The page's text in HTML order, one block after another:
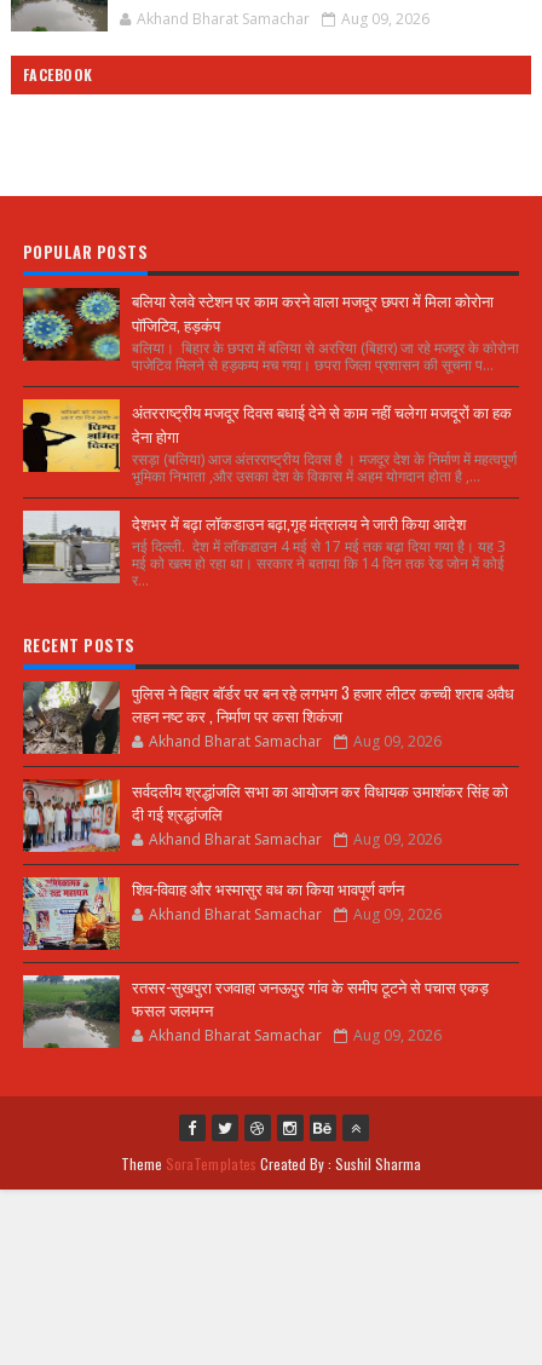
Akhand Bharat Samachar Aug 09, 2026
FACEBOOK
POPULAR POSTS
बलिया रेलवे स्टेशन पर काम करने वाला मजदूर छपरा में मिला कोरोना
पॉजिटिव, हड़कंप
बलिया। बिहार के छपरा में बलिया से अररिया (बिहार) जा रहे मजदूर के कोरोना
पाजेटिव मिलने से हड़कम्प मच गया। छपरा जिला प्रशासन की सूचना प...
अंतरराष्ट्रीय मजदूर दिवस बधाई देने से काम नहीं चलेगा मजदूरों का हक
देना होगा
रसड़ा (बलिया) आज अंतरराष्ट्रीय दिवस है । मजदूर देश के निर्माण में महत्वपूर्ण
भूमिका निभाता ,और उसका देश के विकास में अहम योगदान होता है ,...
देशभर में बढ़ा लॉकडाउन बढ़ा,गृह मंत्रालय ने जारी किया आदेश
नई दिल्ली. देश में लॉकडाउन 4 मई से 17 मई तक बढ़ा दिया गया है। यह 3
मई को खत्म हो रहा था। सरकार ने बताया कि 14 दिन तक रेड जोन में कोई
र...
RECENT POSTS
पुलिस ने बिहार बॉर्डर पर बन रहे लगभग 3 हजार लीटर कच्ची शराब अवैध
लहन नष्ट कर , निर्माण पर कसा शिकंजा
Akhand Bharat Samachar Aug 09, 2026
सर्वदलीय श्रद्धांजलि सभा का आयोजन कर विधायक उमाशंकर सिंह को
दी गई श्रद्धांजलि
Akhand Bharat Samachar Aug 09, 2026
शिव-विवाह और भस्मासुर वध का किया भावपूर्ण वर्णन
Akhand Bharat Samachar Aug 09, 2026
रतसर-सुखपुरा रजवाहा जनऊपुर गांव के समीप टूटने से पचास एकड़
फसल जलमग्न
Akhand Bharat Samachar Aug 09, 2026
Theme SoraTemplates Created By : Sushil Sharma